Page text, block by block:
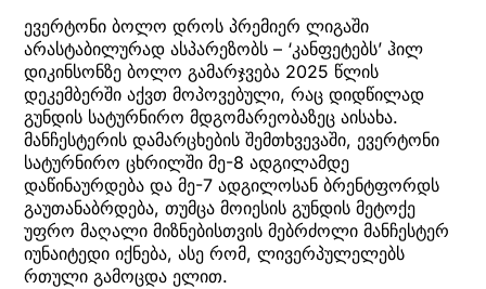
ევერტონი ბოლო დროს პრემიერ ლიგაში
არასტაბილურად ასპარეზობს – ‘კანფეტებს’ ჰილ
დიკინსონზე ბოლო გამარჯვება 2025 წლის
დეკემბერში აქვთ მოპოვებული, რაც დიდწილად
გუნდის სატურნირო მდგომარეობაზეც აისახა.
მანჩესტერის დამარცხების შემთხვევაში, ევერტონი
სატურნირო ცხრილში მე-8 ადგილამდე
დაწინაურდება და მე-7 ადგილოსან ბრენტფორდს
გაუთანაბრდება, თუმცა მოიესის გუნდის მეტოქე
უფრო მაღალი მიზნებისთვის მებრძოლი მანჩესტერ
იუნაიტედი იქნება, ასე რომ, ლივერპულელებს
რთული გამოცდა ელით.